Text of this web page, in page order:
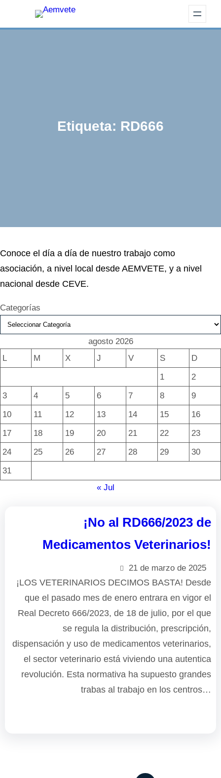
Etiqueta: RD666
Conoce el día a día de nuestro trabajo como
asociación, a nivel local desde AEMVETE, y a nivel
nacional desde CEVE.
Categorías
agosto 2026
L
M X J V S
D
1
2
3
4 5 6 7 8
9
10
11 12 13 14 15
16
17
18 19 20 21 22
23
24
25 26 27 28 29
30
31
« Jul
¡No al RD666/2023 de
Medicamentos Veterinarios!
21 de marzo de 2025
¡LOS VETERINARIOS DECIMOS BASTA! Desde
que el pasado mes de enero entrara en vigor el
Real Decreto 666/2023, de 18 de julio, por el que
se regula la distribución, prescripción,
dispensación y uso de medicamentos veterinarios,
el sector veterinario está viviendo una autentica
revolución. Esta normativa ha supuesto grandes
trabas al trabajo en los centros…